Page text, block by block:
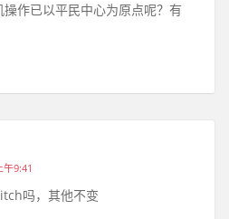
作已以平民中心为原点呢？有
9:41
吗，其他不变